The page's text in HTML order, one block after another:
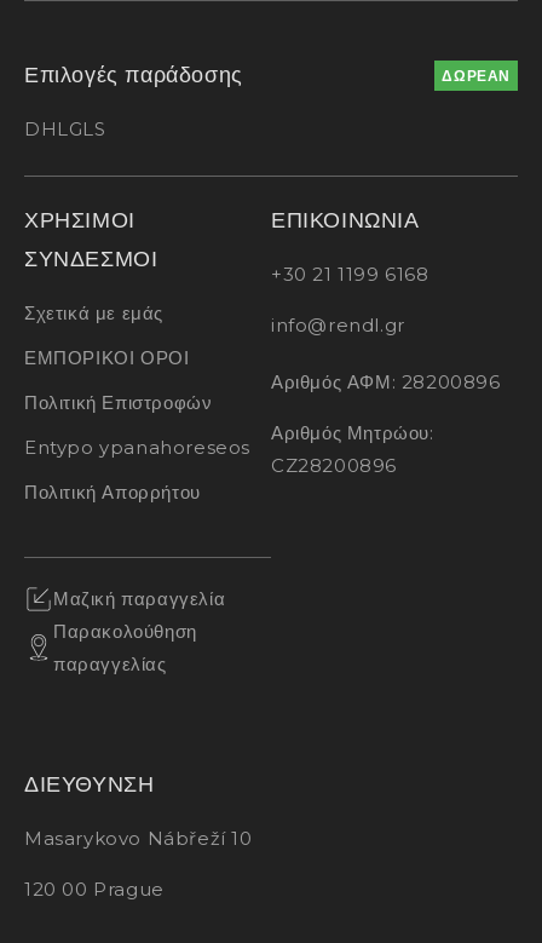
Επιλογές παράδοσης ΔΩΡΕΑΝ
DHLGLS
ΧΡΗΣΙΜΟΙ
ΣΥΝΔΕΣΜΟΙ
Σχετικά με εμάς
ΕΜΠΟΡΙΚΟΙ ΟΡΟΙ
Πολιτική Επιστροφών
Entypo ypanahoreseos
Πολιτική Απορρήτου
Μαζική παραγγελία
Παρακολούθηση
παραγγελίας
ΕΠΙΚΟΙΝΩΝΙΑ
+30 21 1199 6168
info@rendl.gr
Αριθμός ΑΦΜ: 28200896
Αριθμός Μητρώου:
CZ28200896
ΔΙΕΥΘΥΝΣΗ
Masarykovo Nábřeží 10
120 00 Prague